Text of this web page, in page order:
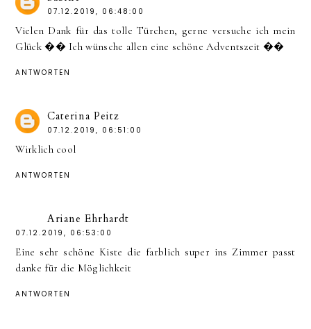
07.12.2019, 06:48:00
Vielen Dank für das tolle Türchen, gerne versuche ich mein
Glück �� Ich wünsche allen eine schöne Adventszeit ��
ANTWORTEN
Caterina Peitz
07.12.2019, 06:51:00
Wirklich cool
ANTWORTEN
Ariane Ehrhardt
07.12.2019, 06:53:00
Eine sehr schöne Kiste die farblich super ins Zimmer passt
danke für die Möglichkeit
ANTWORTEN